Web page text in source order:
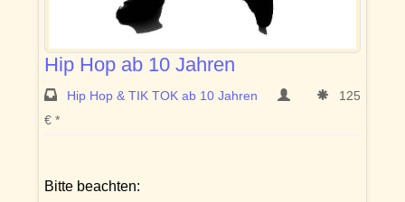
Hip Hop ab 10 Jahren
Hip Hop & TIK TOK ab 10 Jahren
125
€ *
Bitte beachten: